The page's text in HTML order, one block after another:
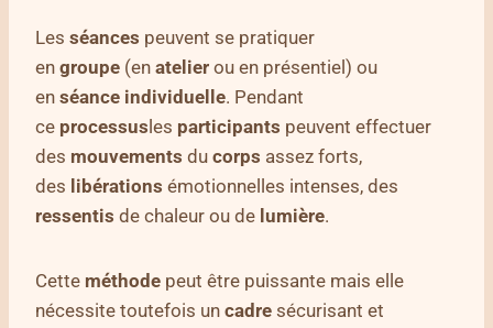
Les séances peuvent se pratiquer
en groupe (en atelier ou en présentiel) ou
en séance individuelle. Pendant
ce processus les participants peuvent effectuer
des mouvements du corps assez forts,
des libérations émotionnelles intenses, des
ressentis de chaleur ou de lumière.
Cette méthode peut être puissante mais elle
nécessite toutefois un cadre sécurisant et